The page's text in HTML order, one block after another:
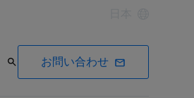
お問い合わせ